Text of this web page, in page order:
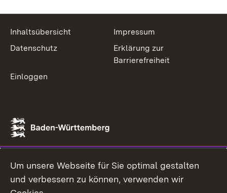
Inhaltsübersicht
Impressum
Datenschutz
Erklärung zur
Barrierefreiheit
Einloggen
Um unsere Webseite für Sie optimal gestalten
und verbessern zu können, verwenden wir